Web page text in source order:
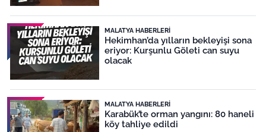
MALATYA HABERLERI
Hekimhan’da yılların bekleyişi sona
eriyor: Kurşunlu Göleti can suyu
olacak
MALATYA HABERLERI
Karabük’te orman yangını: 80 haneli
köy tahliye edildi